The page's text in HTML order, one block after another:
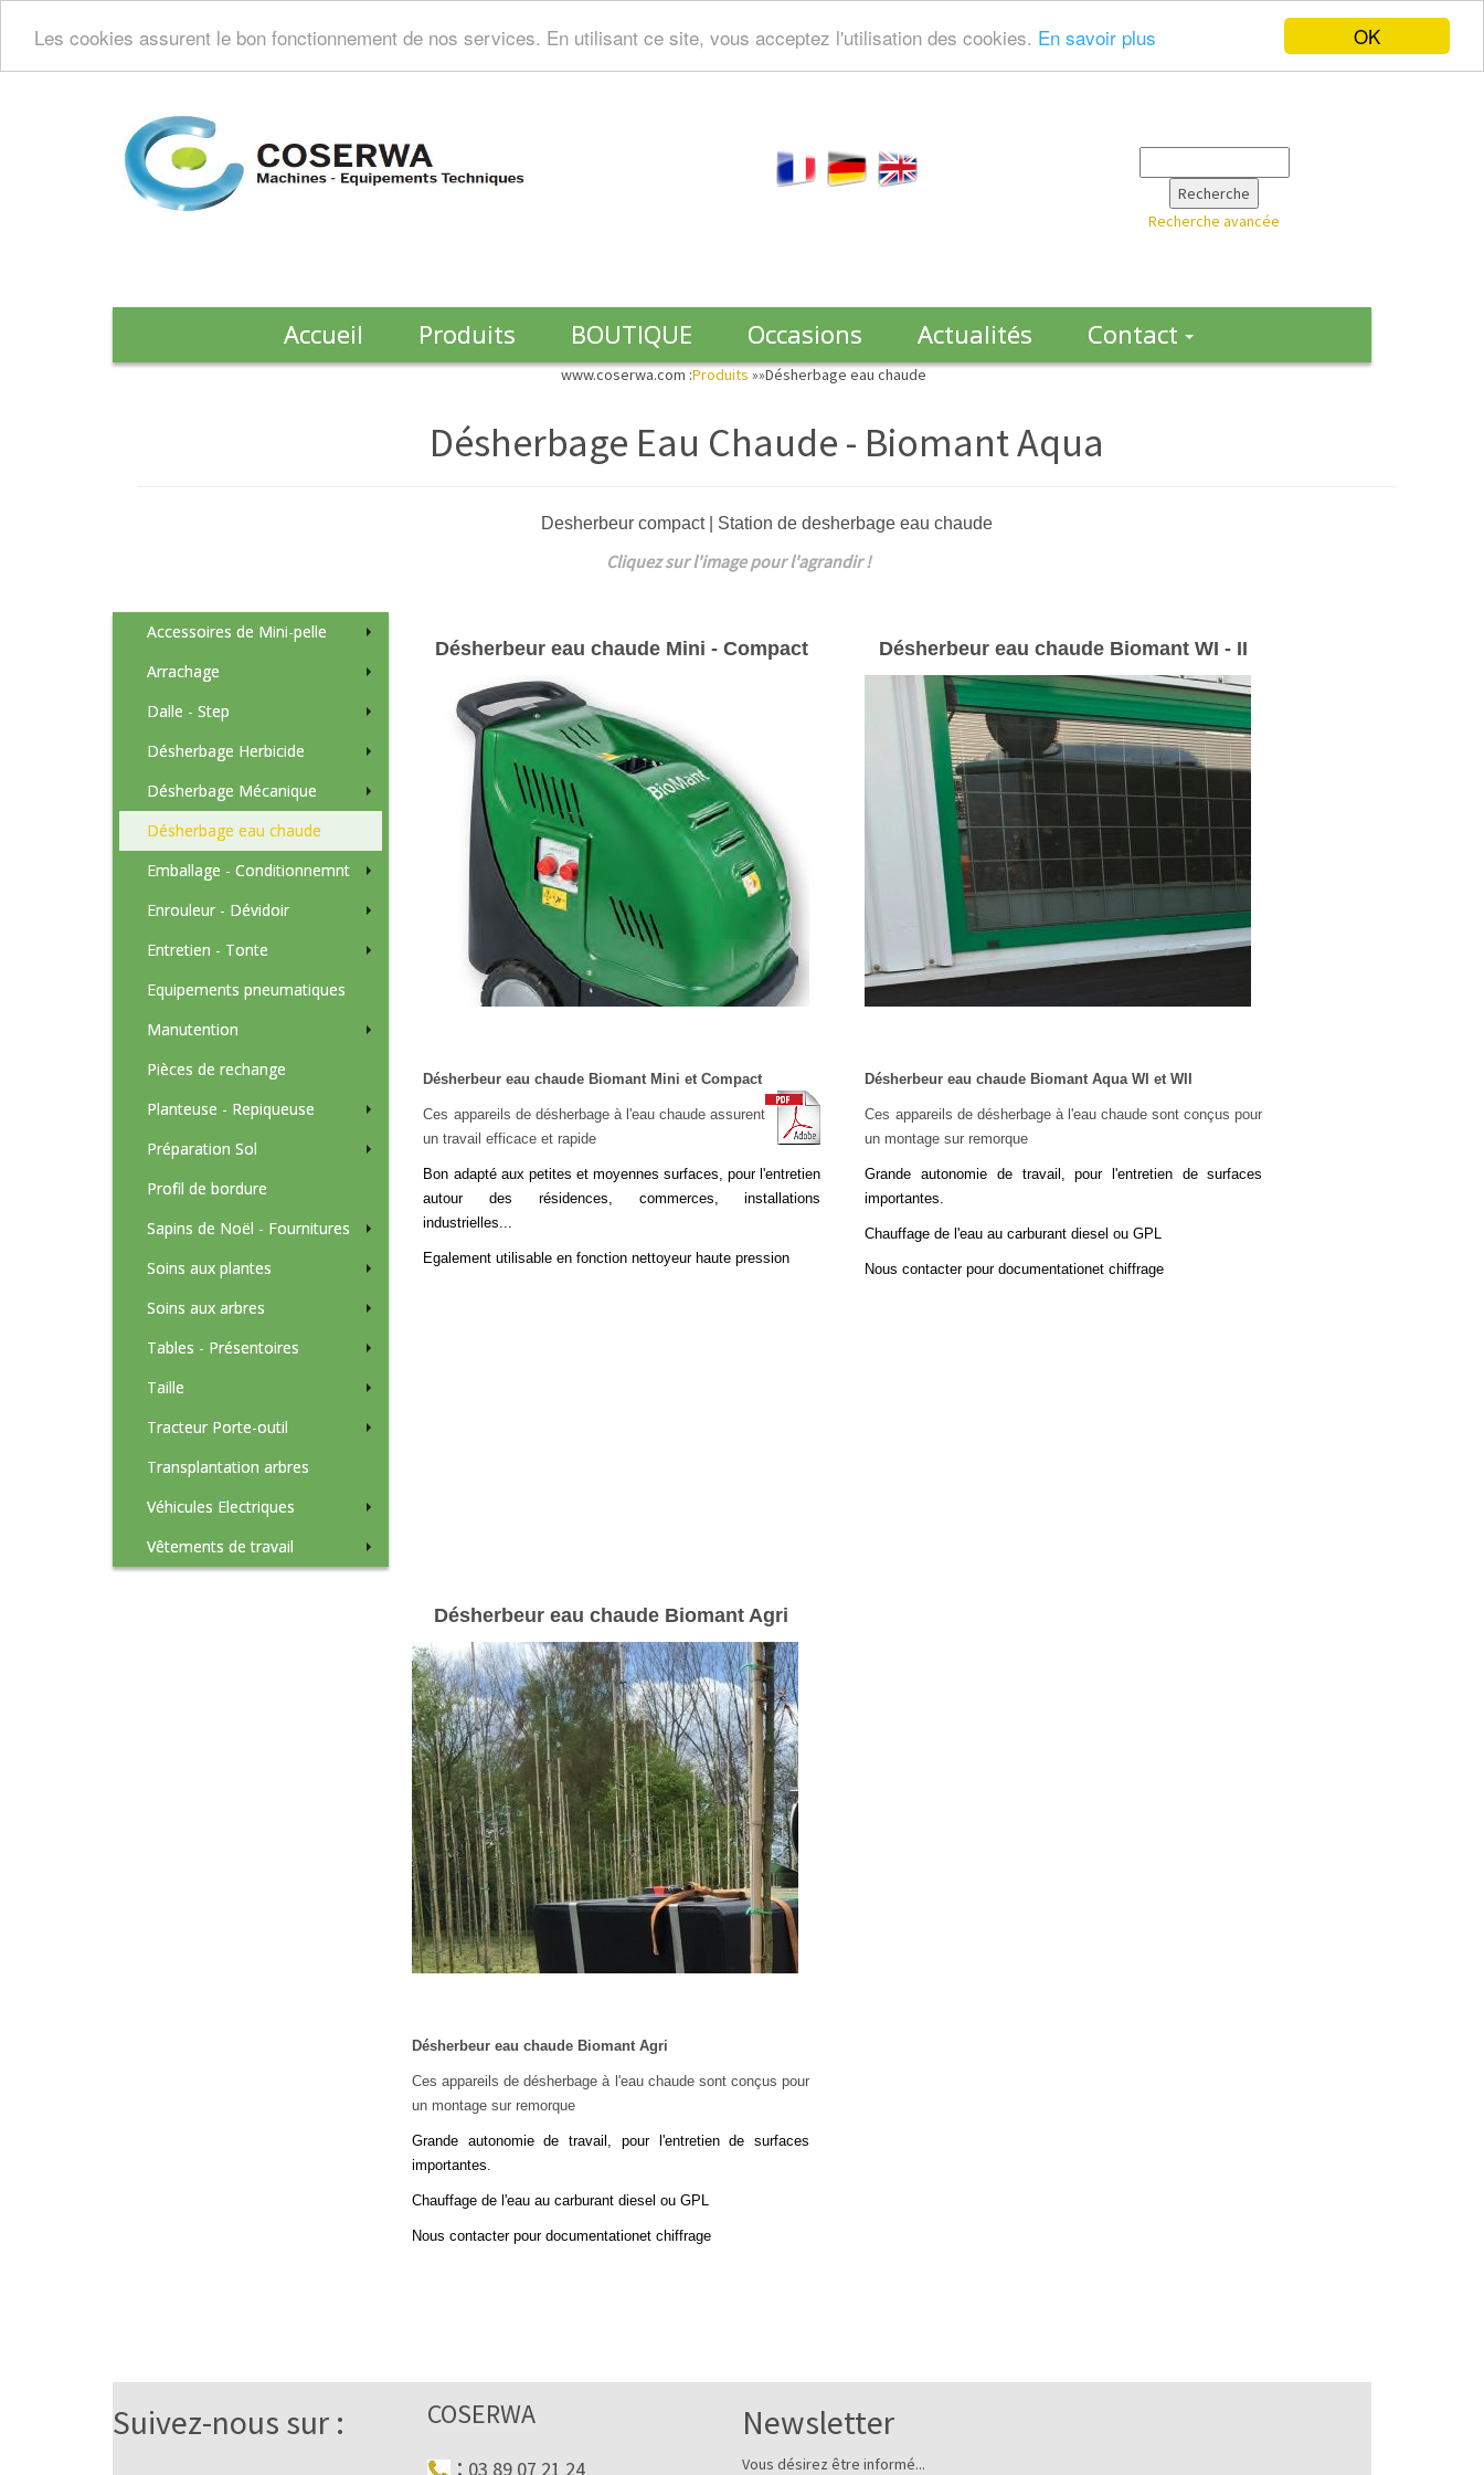
OK
Les cookies assurent le bon fonctionnement de nos services. En utilisant ce site, vous acceptez l'utilisation des cookies. En savoir plus
Recherche avancée
Accueil Produits BOUTIQUE Occasions Actualités Contact
www.coserwa.com :Produits »»Désherbage eau chaude
Désherbage Eau Chaude - Biomant Aqua
Desherbeur compact | Station de desherbage eau chaude
Cliquez sur l'image pour l'agrandir !
Accessoires de Mini-pelle
Arrachage
Dalle - Step
Désherbage Herbicide
Désherbage Mécanique
Désherbage eau chaude
Emballage - Conditionnemnt
Enrouleur - Dévidoir
Entretien - Tonte
Equipements pneumatiques
Manutention
Pièces de rechange
Planteuse - Repiqueuse
Préparation Sol
Amendement
Profil de bordure
Sapins de Noël - Fournitures
Soins aux plantes
Soins aux arbres
Tables - Présentoires
Taille
Tracteur Porte-outil
Transplantation arbres
Véhicules Electriques
Vêtements de travail
Désherbeur eau chaude Mini - Compact
Désherbeur eau chaude Biomant Mini et Compact
Ces appareils de désherbage à l'eau chaude assurent
un travail efficace et rapide
Bon adapté aux petites et moyennes surfaces, pour l'entretien
autour des résidences, commerces, installations
industrielles...
Egalement utilisable en fonction nettoyeur haute pression
Désherbeur eau chaude Biomant WI - II
Désherbeur eau chaude Biomant Aqua WI et WII
Ces appareils de désherbage à l'eau chaude sont conçus pour
un montage sur remorque
Grande autonomie de travail, pour l'entretien de surfaces
importantes.
Chauffage de l'eau au carburant diesel ou GPL
Nous contacter pour documentationet chiffrage
Désherbeur eau chaude Biomant Agri
Désherbeur eau chaude Biomant Agri
Ces appareils de désherbage à l'eau chaude sont conçus pour
un montage sur remorque
Grande autonomie de travail, pour l'entretien de surfaces
importantes.
Chauffage de l'eau au carburant diesel ou GPL
Nous contacter pour documentationet chiffrage
Suivez-nous sur :
COSERWA
: 03 89 07 21 24
Newsletter
Vous désirez être informé...